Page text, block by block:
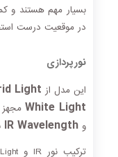
بسیار مهم هستند و
در موقعیت درست
نورپردازی
این مدل از Light
White Lightمجهز
و IR Wavelength